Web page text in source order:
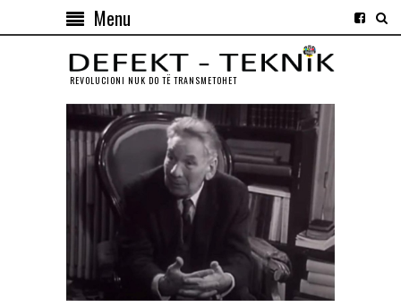
Menu
REVOLUCIONI NUK DO TЁ TRANSMETOHET